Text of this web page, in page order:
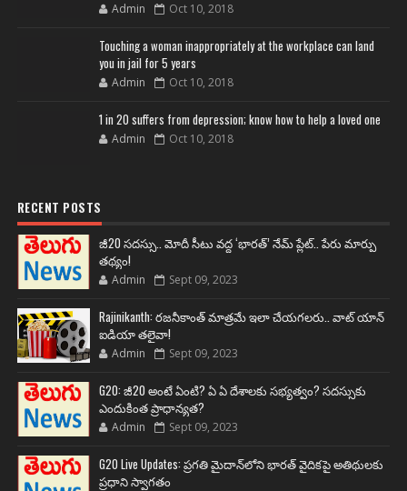
Admin Oct 10, 2018
Touching a woman inappropriately at the workplace can land
you in jail for 5 years
Admin Oct 10, 2018
1 in 20 suffers from depression; know how to help a loved one
Admin Oct 10, 2018
RECENT POSTS
జీ20 సదస్సు.. మోదీ సీటు వద్ద ‘భారత్’ నేమ్ ప్లేట్‌.. పేరు మార్పు
తథ్యం!
Admin Sept 09, 2023
Rajinikanth: రజనీకాంత్ మాత్రమే ఇలా చేయగలరు.. వాట్ యాన్
ఐడియా తలైవా!
Admin Sept 09, 2023
G20: జీ20 అంటే ఏంటి? ఏ ఏ దేశాలకు సభ్యత్వం? సదస్సుకు
ఎందుకింత ప్రాధాన్యత?
Admin Sept 09, 2023
G20 Live Updates: ప్రగతి మైదాన్‌లోని భారత్ వైదికపై అతిథులకు
ప్రధాని స్వాగతం